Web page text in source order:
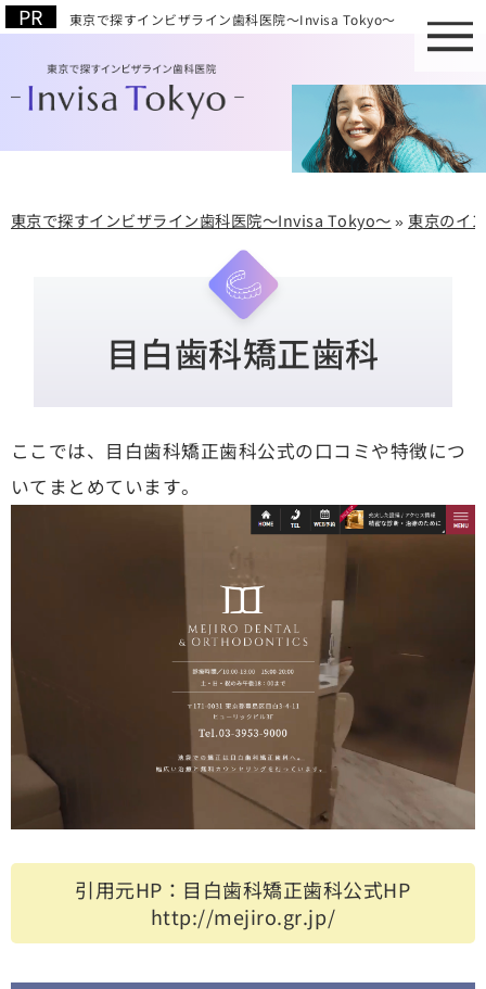
東京で探すインビザライン歯科医院～Invisa Tokyo～
東京で探すインビザライン歯科医院～Invisa Tokyo～» 東京のイ
目白歯科矯正歯科
ここでは、目白歯科矯正歯科公式の口コミや特徴につ
いてまとめています。
引用元HP：目白歯科矯正歯科公式HP
http://mejiro.gr.jp/